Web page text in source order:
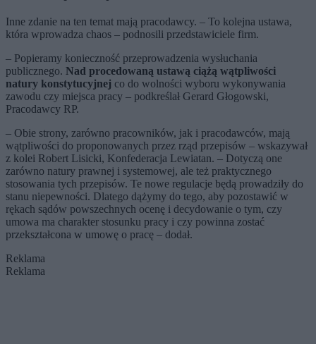
Inne zdanie na ten temat mają pracodawcy. – To kolejna ustawa,
która wprowadza chaos – podnosili przedstawiciele firm.
– Popieramy konieczność przeprowadzenia wysłuchania
publicznego. Nad procedowaną ustawą ciążą wątpliwości
natury konstytucyjnej co do wolności wyboru wykonywania
zawodu czy miejsca pracy – podkreślał Gerard Głogowski,
Pracodawcy RP.
– Obie strony, zarówno pracowników, jak i pracodawców, mają
wątpliwości do proponowanych przez rząd przepisów – wskazywał
z kolei Robert Lisicki, Konfederacja Lewiatan. – Dotyczą one
zarówno natury prawnej i systemowej, ale też praktycznego
stosowania tych przepisów. Te nowe regulacje będą prowadziły do
stanu niepewności. Dlatego dążymy do tego, aby pozostawić w
rękach sądów powszechnych ocenę i decydowanie o tym, czy
umowa ma charakter stosunku pracy i czy powinna zostać
przekształcona w umowę o pracę – dodał.
Reklama
Reklama